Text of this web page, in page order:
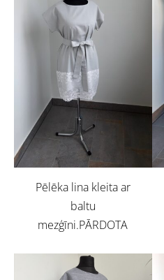
Pēlēka lina kleita ar
baltu
mezģīni.PĀRDOTA